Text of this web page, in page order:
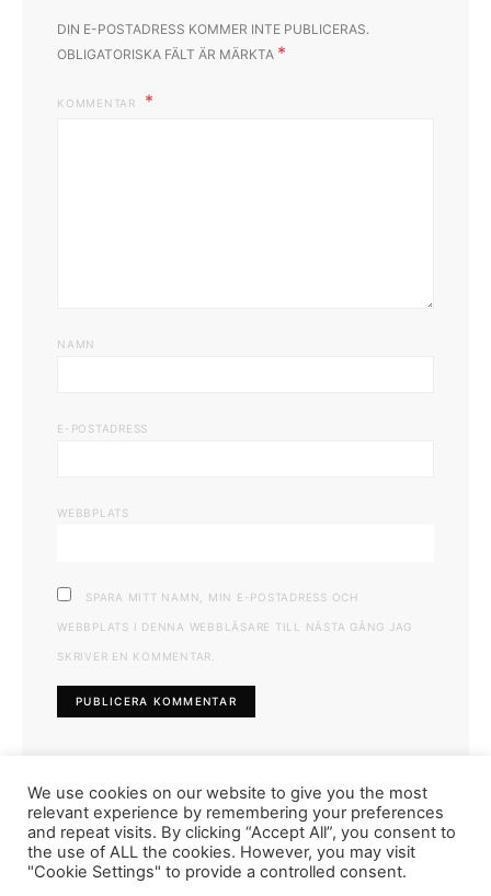
DIN E-POSTADRESS KOMMER INTE PUBLICERAS.
OBLIGATORISKA FÄLT ÄR MÄRKTA *
KOMMENTAR
NAMN
E-POSTADRESS
WEBBPLATS
SPARA MITT NAMN, MIN E-POSTADRESS OCH
WEBBPLATS I DENNA WEBBLÄSARE TILL NÄSTA GÅNG JAG
SKRIVER EN KOMMENTAR.
We use cookies on our website to give you the most
relevant experience by remembering your preferences
and repeat visits. By clicking “Accept All”, you consent to
the use of ALL the cookies. However, you may visit
"Cookie Settings" to provide a controlled consent.